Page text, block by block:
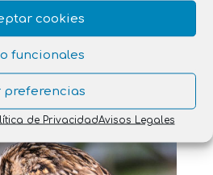
cookies
funcionales
preferencias
de PrivacidadAvisos Legales
Comprender y Respetar